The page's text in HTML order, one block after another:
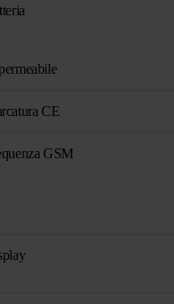
CE
GSM